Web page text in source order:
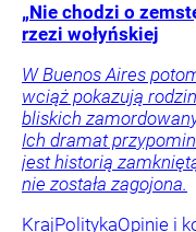
„Nie chodzi o
rzezi wołyńskiej
W Buenos Aires
wciąż pokazują
bliskich
Ich dramat
jest historią
nie została zagojona.
KrajPolitykaOpinie i